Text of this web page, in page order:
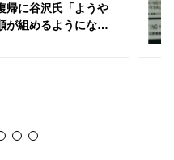
帰に谷沢氏「ようや
が組めるようになっ